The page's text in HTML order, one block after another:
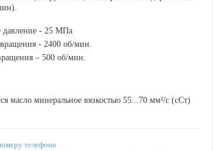
давление - 25 МПа
- 2400 об/мин.
– 500 об/мин.
масло минеральное вязкостью 55...70 мм²/с (сСт)
телефона